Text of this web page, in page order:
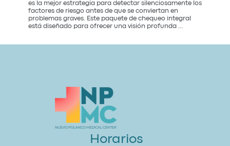
es la mejor estrategia para detectar silenciosamente los
factores de riesgo antes de que se conviertan en
problemas graves. Este paquete de chequeo integral
está diseñado para ofrecer una visión profunda ...
Horarios